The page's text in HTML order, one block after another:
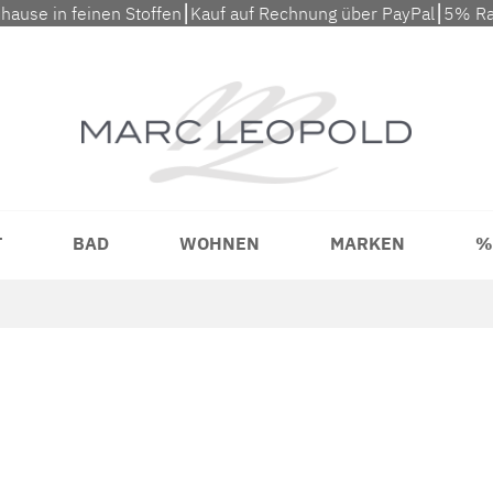
in feinen Stoffen⎮Kauf auf Rechnung über PayPal⎮5%
BAD WOHNEN MARKEN